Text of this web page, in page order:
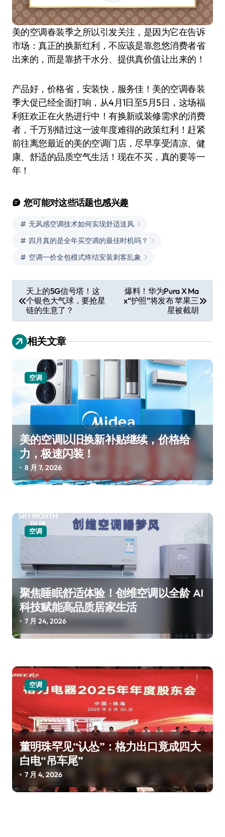
美的空调春装季之所以引发关注，是因为它在告诉
市场：真正的换新红利，不应该是靠忽悠消费者省
出来的，而是靠挤干水分、提供真价值让出来的！
产品好，价格省，安装快，服务佳！美的空调春装
季大促已经全面打响，从4月1日至5月5日，这场福
利狂欢正在火热进行中！有换新或装修需求的消费
者，千万别错过这一波年度难得的政策红利！赶紧
前往离您最近的美的空调门店，尽早享受清凉、健
康、舒适的品质空气生活！现在不买，真的要等一
年！
您可能对这些话题也感兴趣
无风感空调技术如何实现舒适送风
四月真的是全年买空调的最佳时机吗？
空调一价全包模式终结安装刺客乱象
章
导
航
天上的5G信号塔！这
个银色大气球，要抢星
链的生意了？
爆料！华为Pura X Ma
x“护照”将发布 苹果三
星被截胡
相关文章
空调
美的空调以旧换新补贴继续，价格给
力，极速闪装！
8 月 7, 2026
空调
聚焦睡眠舒适体验！创维空调以全龄 AI
科技赋能高品质居家生活
7 月 24, 2026
空调
董明珠罕见“认怂”：格力出口竟成四大
白电“吊车尾”
7 月 4, 2026